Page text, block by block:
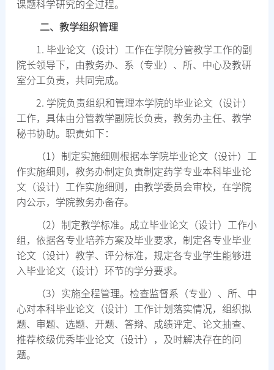
课题科学研究的全过程。
二、教学组织管理
1. 毕业论文（设计）工作在学院分管教学工作的副
院长领导下，由教务办、系（专业）、所、中心及教研
室分工负责，共同完成。
2. 学院负责组织和管理本学院的毕业论文（设计）
工作，具体由分管教学副院长负责，教务办主任、教学
秘书协助。职责如下：
（1 ）制定实施细则根据本学院毕业论文（设计）工
作实施细则，教务办制定负责制定药学专业本科毕业论
文（设计）工作实施细则，由教学委员会审校，在学院
内公示，学院教务办备存。
（2）制定教学标准。成立毕业论文（设计）工作小
组，依据各专业培养方案及毕业要求，制定各专业毕业
论文（设计）教学、评分标准，规定各专业学生能够进
入毕业论文（设计）环节的学分要求。
（3）实施全程管理。检查监督系（专业）、所、中
心对本科毕业论文（设计）工作计划落实情况，组织拟
题、审题、选题、开题、答辩、成绩评定、论文抽查、
推荐校级优秀毕业论文（设计），及时解决存在的问
题。